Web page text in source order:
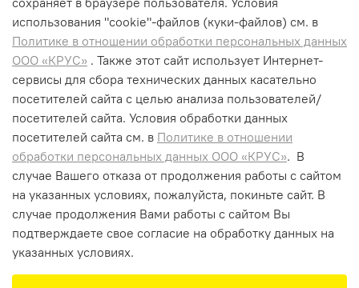
В корзину
+7 (495) 662-99-75
использования "cookiе"-файлов (куки-файлов) см. в
Политике в отношении обработки персональных данных
ООО «КРУС» . Также этот сайт использует Интернет-
сервисы для сбора технических данных касательно
посетителей сайта с целью анализа пользователей/
посетителей сайта. Условия обработки данных
посетителей сайта см. в Политике в отношении
обработки персональных данных ООО «КРУС». В
случае Вашего отказа от продолжения работы с сайтом
на указанных условиях, пожалуйста, покиньте сайт. В
случае продолжения Вами работы с сайтом Вы
подтверждаете свое согласие на обработку данных на
указанных условиях.